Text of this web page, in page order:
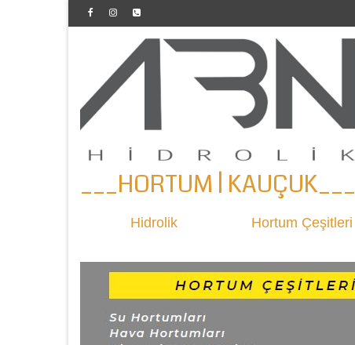
___HORTUM | KAUÇUK___
Hidrolik Hortum Çeşitleri